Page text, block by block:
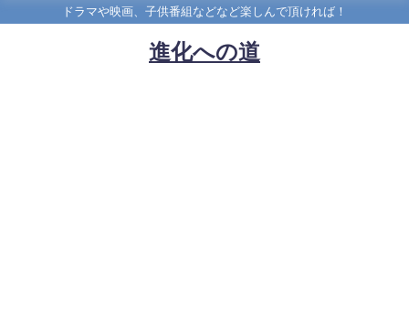
ドラマや映画、子供番組などなど楽しんで頂ければ！
進化への道